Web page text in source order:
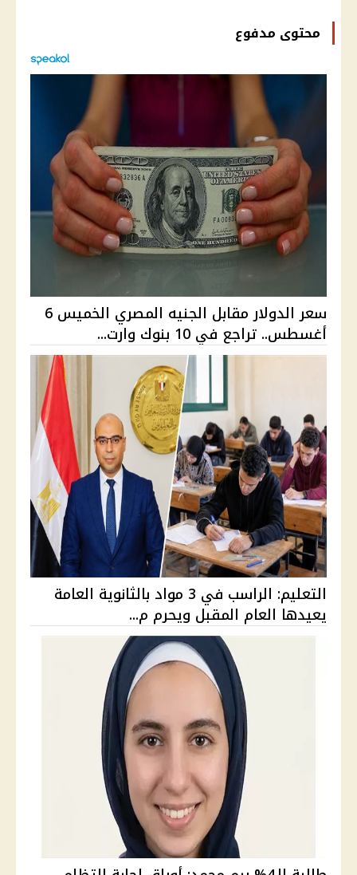
محتوى مدفوع
سعر الدولار مقابل الجنيه المصري الخميس 6
أغسطس.. تراجع في 10 بنوك وارت...
التعليم: الراسب في 3 مواد بالثانوية العامة
يعيدها العام المقبل ويحرم م...